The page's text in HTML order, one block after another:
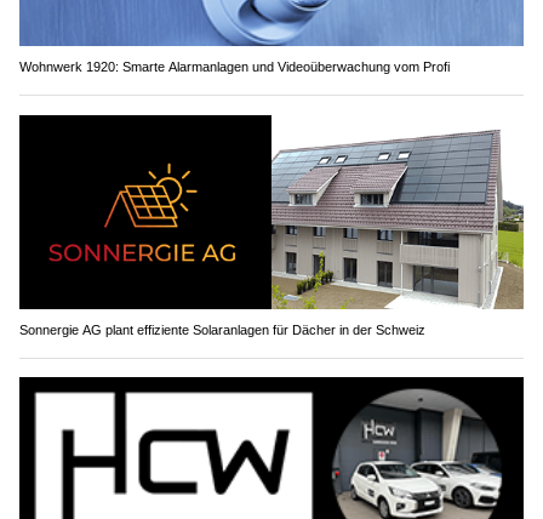
Wohnwerk 1920: Smarte Alarmanlagen und Videoüberwachung vom Profi
Sonnergie AG plant effiziente Solaranlagen für Dächer in der Schweiz